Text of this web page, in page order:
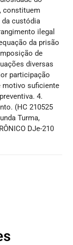
constituem
da custódia
ilegal
da prisão
de
diversas
participação
motivo suficiente
4.
(HC 210525
Turma,
DJe-210